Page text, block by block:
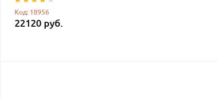
Код: 18956
22120 руб.